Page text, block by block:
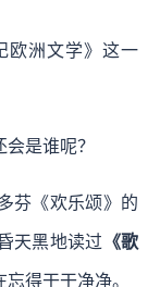
欧洲文学》这一
会是谁呢？
芬《欢乐颂》的
天黑地读过 《歌
得干干净净。